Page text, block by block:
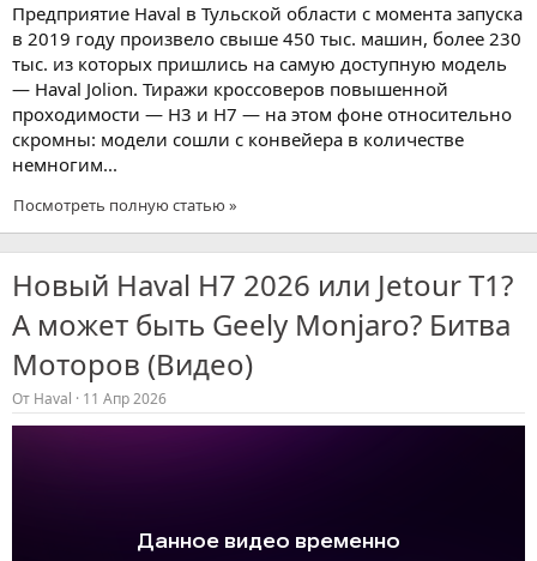
Предприятие Haval в Тульской области с момента запуска
в 2019 году произвело свыше 450 тыс. машин, более 230
тыс. из которых пришлись на самую доступную модель
— Haval Jolion. Тиражи кроссоверов повышенной
проходимости — H3 и H7 — на этом фоне относительно
скромны: модели сошли с конвейера в количестве
немногим...
Посмотреть полную статью »
Новый Haval H7 2026 или Jetour T1?
А может быть Geely Monjaro? Битва
Моторов (Видео)
От Haval 11 Апр 2026